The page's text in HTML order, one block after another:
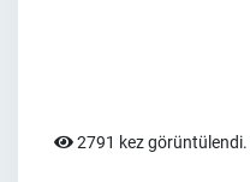
2791 kez görüntülendi.